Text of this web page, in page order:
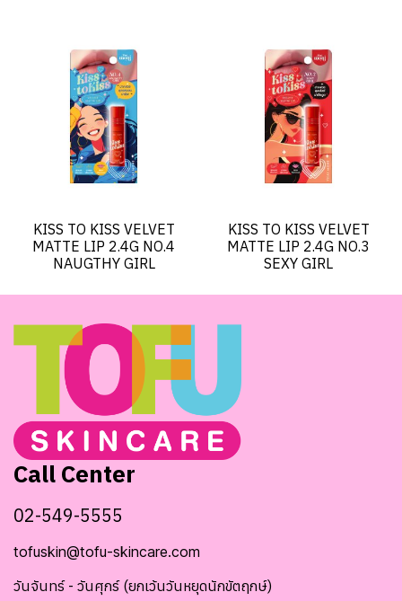
KISS TO KISS VELVET
MATTE LIP 2.4G NO.4
NAUGTHY GIRL
KISS TO KISS VELVET
MATTE LIP 2.4G NO.3
SEXY GIRL
Call Center
02-549-5555
tofuskin@tofu-skincare.com
วันจันทร์ - วันศุกร์ (ยกเว้นวันหยุดนักขัตฤกษ์)